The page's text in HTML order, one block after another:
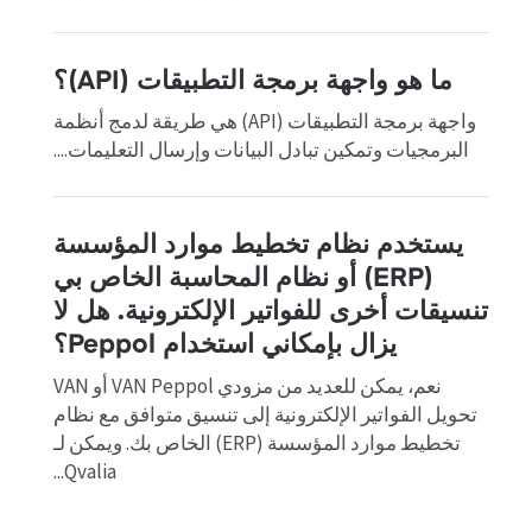
ما هو واجهة برمجة التطبيقات (API)؟
واجهة برمجة التطبيقات (API) هي طريقة لدمج أنظمة
البرمجيات وتمكين تبادل البيانات وإرسال التعليمات....
يستخدم نظام تخطيط موارد المؤسسة
(ERP) أو نظام المحاسبة الخاص بي
تنسيقات أخرى للفواتير الإلكترونية. هل لا
يزال بإمكاني استخدام Peppol؟
نعم، يمكن للعديد من مزودي VAN Peppol أو VAN
تحويل الفواتير الإلكترونية إلى تنسيق متوافق مع نظام
تخطيط موارد المؤسسة (ERP) الخاص بك. ويمكن لـ
Qvalia...